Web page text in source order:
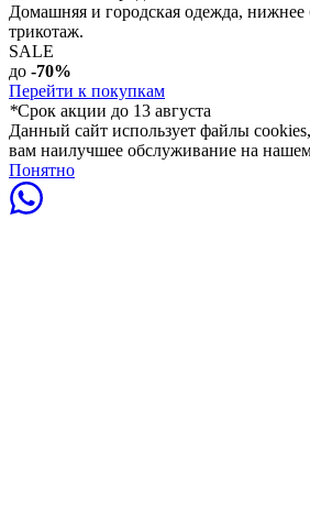
Домашняя и городская одежда, нижнее
трикотаж.
SALE
до -70%
Перейти к покупкам
*Срок акции до 13 августа
Данный сайт использует файлы
вам наилучшее обслуживание на
Понятно